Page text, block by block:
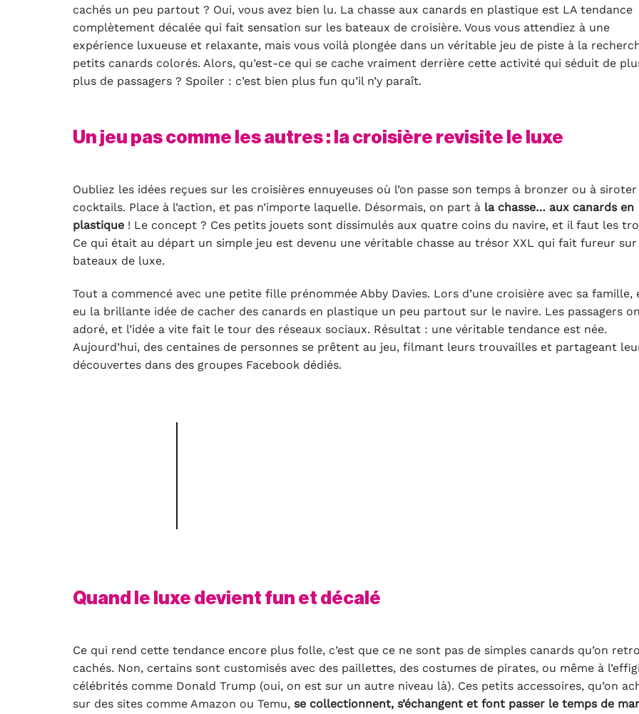
cachés un peu partout ? Oui, vous avez bien lu. La chasse aux canards en plastique est LA tendance
complètement décalée qui fait sensation sur les bateaux de croisière. Vous vous attendiez à une
expérience luxueuse et relaxante, mais vous voilà plongée dans un véritable jeu de piste à la
petits canards colorés. Alors, qu’est-ce qui se cache vraiment derrière cette activité qui séduit de
plus de passagers ? Spoiler : c’est bien plus fun qu’il n’y paraît.
Un jeu pas comme les autres : la croisière revisite le luxe
Oubliez les idées reçues sur les croisières ennuyeuses où l’on passe son temps à bronzer ou à siroter
cocktails. Place à l’action, et pas n’importe laquelle. Désormais, on part à la chasse… aux canards en
plastique ! Le concept ? Ces petits jouets sont dissimulés aux quatre coins du navire, et il faut les
Ce qui était au départ un simple jeu est devenu une véritable chasse au trésor XXL qui fait fureur sur
bateaux de luxe.
Tout a commencé avec une petite fille prénommée Abby Davies. Lors d’une croisière avec sa famille,
eu la brillante idée de cacher des canards en plastique un peu partout sur le navire. Les passagers
adoré, et l’idée a vite fait le tour des réseaux sociaux. Résultat : une véritable tendance est née.
Aujourd’hui, des centaines de personnes se prêtent au jeu, filmant leurs trouvailles et partageant
découvertes dans des groupes Facebook dédiés.
Quand le luxe devient fun et décalé
Ce qui rend cette tendance encore plus folle, c’est que ce ne sont pas de simples canards qu’on
cachés. Non, certains sont customisés avec des paillettes, des costumes de pirates, ou même à
célébrités comme Donald Trump (oui, on est sur un autre niveau là). Ces petits accessoires, qu’on
sur des sites comme Amazon ou Temu, se collectionnent, s’échangent et font passer le temps de